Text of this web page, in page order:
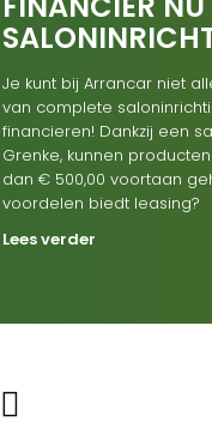
Je kunt bij Arrancar niet
van complete
financieren! Dankzij een
Grenke, kunnen
dan € 500,00 voortaan
voordelen biedt leasing?
Lees verder